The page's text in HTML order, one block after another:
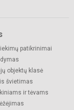
patikrinimai
objektų klasė
švietimas
ir tėvams